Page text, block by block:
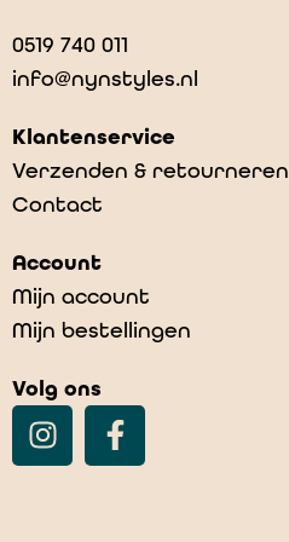
0519 740 011
info@nynstyles.nl
Klantenservice
Verzenden & retourneren
Contact
Account
Mijn account
Mijn bestellingen
Volg ons